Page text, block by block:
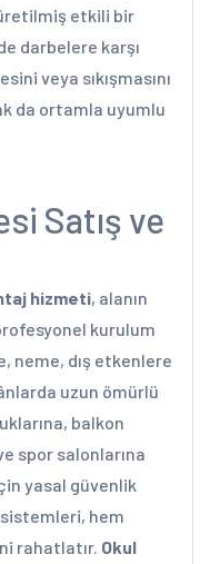
etkili bir
darbelere karşı
veya sıkışmasını
da ortamla uyumlu
Satış ve
hizmeti, alanın
kurulum
neme, dış etkenlere
uzun ömürlü
balkon
spor salonlarına
yasal güvenlik
hem
rahatlatır. Okul